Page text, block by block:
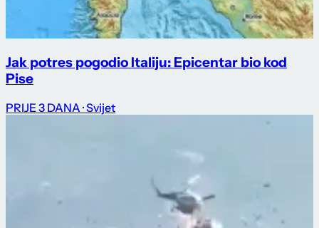
Jak potres pogodio Italiju: Epicentar bio kod
Pise
PRIJE 3 DANA · Svijet